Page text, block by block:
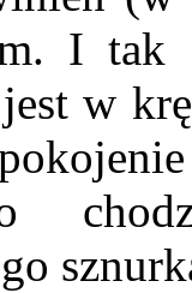
I
jest w